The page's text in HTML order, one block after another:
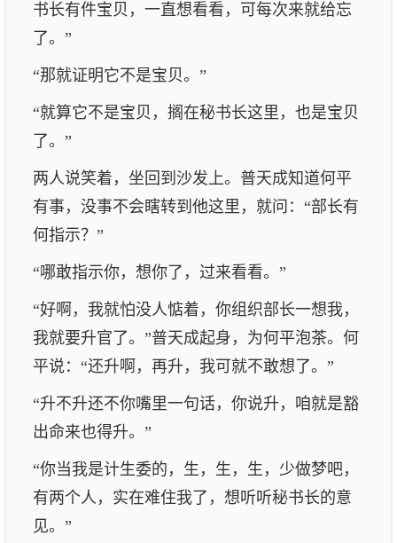
书长有件宝贝，一直想看看，可每次来就给忘
了。”
“那就证明它不是宝贝。”
“就算它不是宝贝，搁在秘书长这里，也是宝贝
了。”
两人说笑着，坐回到沙发上。普天成知道何平
有事，没事不会瞎转到他这里，就问：“部长有
何指示？”
“哪敢指示你，想你了，过来看看。”
“好啊，我就怕没人惦着，你组织部长一想我，
我就要升官了。”普天成起身，为何平泡茶。何
平说：“还升啊，再升，我可就不敢想了。”
“升不升还不你嘴里一句话，你说升，咱就是豁
出命来也得升。”
“你当我是计生委的，生，生，生，少做梦吧，
有两个人，实在难住我了，想听听秘书长的意
见。”